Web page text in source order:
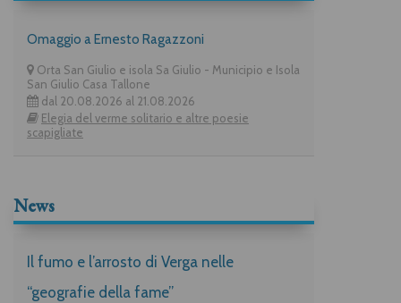
Omaggio a Ernesto Ragazzoni
Orta San Giulio e isola Sa Giulio - Municipio e Isola
San Giulio Casa Tallone
dal 20.08.2026 al 21.08.2026
Elegia del verme solitario e altre poesie
scapigliate
News
Il fumo e l’arrosto di Verga nelle
“geografie della fame”